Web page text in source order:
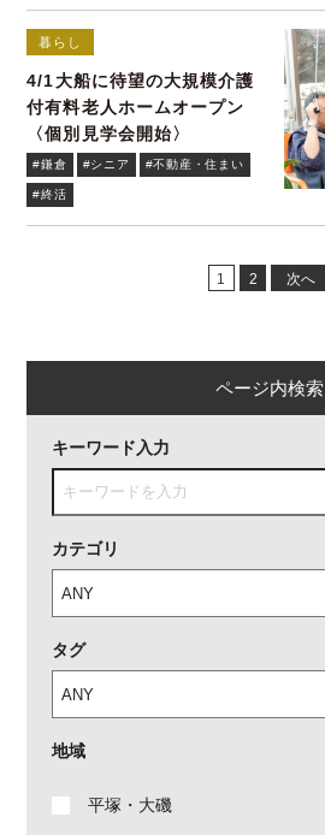
暮らし
4/1大船に待望の大規模介護
付有料老人ホームオープン
〈個別見学会開始〉
#鎌倉 #シニア #不動産・住まい
#終活
1 2 次へ
ページ内検索
キーワード入力
カテゴリ
タグ
地域
平塚・大磯